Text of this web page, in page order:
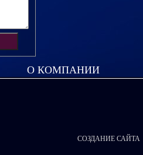
О КОМПАНИИ
СОЗДАНИЕ САЙТА